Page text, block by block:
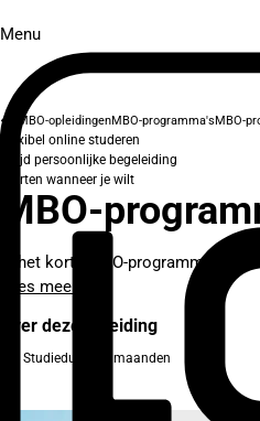
Menu
MBO-opleidingenMBO-programma'sMBO-
Flexibel online studeren
Altijd persoonlijke begeleiding
Starten wanneer je wilt
MBO-
In het korte MBO-programma
Lees meer
Over deze opleiding
Studieduur: 17 maanden